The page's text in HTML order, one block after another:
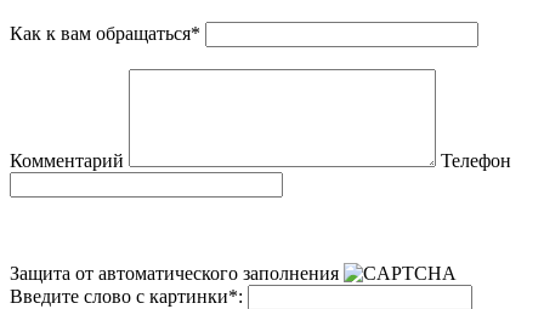
Как к вам обращаться*
Комментарий Телефон
Защита от автоматического заполнения
Введите слово с картинки*: